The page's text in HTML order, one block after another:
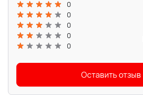
0
0
0
0
0
Оставить отзыв